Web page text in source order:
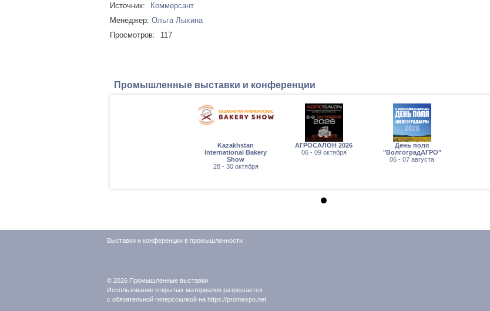
Источник:
Коммерсант
Менеджер: Ольга Лыхина
Просмотров:
117
Промышленные выставки и конференции
Kazakhstan
International Bakery
Show
28 - 30 октября
АГРОСАЛОН 2026
06 - 09 октября
День поля
"ВолгоградАГРО"
06 - 07 августа
Выставки и конференции в промышленности
© 2026 Промышленные выставки
Использование открытых материалов разрешается
с обязательной гиперссылкой на https://promexpo.net